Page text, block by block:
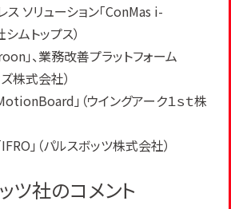
ソリューション「ConMas i-
ムトップス）
」、業務改善プラットフォーム
株式会社）
」（ウイングアーク１ｓｔ株
IFRO」（パルスボッツ株式会社）
ツ社のコメント